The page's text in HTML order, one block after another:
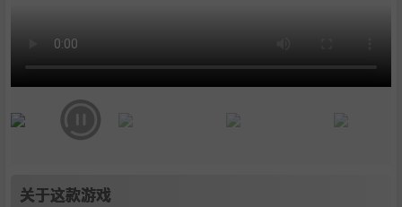
关于这款游戏